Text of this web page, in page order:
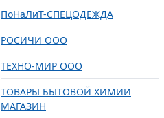
ПоНаЛиТ-СПЕЦОДЕЖДА
РОСИЧИ ООО
ТЕХНО-МИР ООО
ТОВАРЫ БЫТОВОЙ ХИМИИ
МАГАЗИН